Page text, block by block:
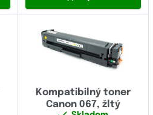
Kompatibilný toner
Canon 067, žltý